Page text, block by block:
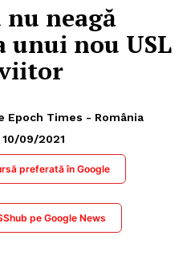
nu neagă
nou USL
Epoch Times - România
10/09/2021
preferată în Google
pe Google News